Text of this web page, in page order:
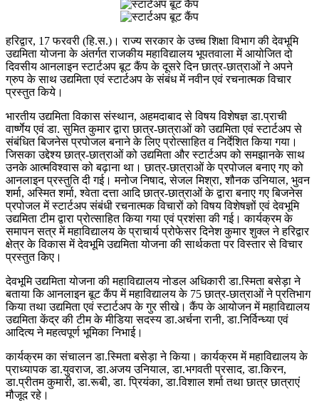
हरिद्वार, 17 फरवरी (हि.स.)। राज्य सरकार के उच्च शिक्षा विभाग की देवभूमि
उद्यमिता योजना के अंतर्गत राजकीय महाविद्यालय भूपतवाला में आयोजित दो
दिवसीय आनलाइन स्टार्टअप बूट कैंप के दूसरे दिन छात्र-छात्राओं ने अपने
ग्रुप के साथ उद्यमिता एवं स्टार्टअप के संबंध में नवीन एवं रचनात्मक विचार
प्रस्तुत किये।
भारतीय उद्यमिता विकास संस्थान, अहमदाबाद से विषय विशेषज्ञ डा.प्राची
वार्ष्णेय एवं डा. सुमित कुमार द्वारा छात्र-छात्राओं को उद्यमिता एवं स्टार्टअप से
संबंधित बिजनेस प्रपोजल बनाने के लिए प्रोत्साहित व निर्देशित किया गया।
जिसका उद्देश्य छात्र-छात्राओं को उद्यमिता और स्टार्टअप को समझानके साथ
उनके आत्मविश्वास को बढ़ाना था। छात्र-छात्राओं के प्रपोजल बनाए गए को
आनलाइन प्रस्तुति दी गई। मनोज निषाद, सेजल मिश्रा, शौनक उनियाल, भुवन
शर्मा, अस्मित शर्मा, श्वेता दत्ता आदि छात्र-छात्राओं के द्वारा बनाए गए बिजनेस
प्रपोजल में स्टार्टअप संबंधी रचनात्मक विचारों को विषय विशेषज्ञों एवं देवभूमि
उद्यमिता टीम द्वारा प्रोत्साहित किया गया एवं प्रशंसा की गई। कार्यक्रम के
समापन सत्र में महाविद्यालय के प्राचार्य प्रोफेसर दिनेश कुमार शुक्ल ने हरिद्वार
क्षेत्र के विकास में देवभूमि उद्यमिता योजना की सार्थकता पर विस्तार से विचार
प्रस्तुत किए।
देवभूमि उद्यमिता योजना की महाविद्यालय नोडल अधिकारी डा.स्मिता बसेड़ा ने
बताया कि आनलाइन बूट कैंप में महाविद्यालय के 75 छात्र-छात्राओं ने प्रतिभाग
किया तथा उद्यमिता एवं स्टार्टअप के गुर सीखे। कैंप के आयोजन में महाविद्यालय
उद्यमिता केंद्र की टीम के मीडिया सदस्य डा.अर्चना रानी, डा.निर्विन्ध्या एवं
आदित्य ने महत्वपूर्ण भूमिका निभाई।
कार्यक्रम का संचालन डा.स्मिता बसेड़ा ने किया। कार्यक्रम में महाविद्यालय के
प्राध्यापक डा.युवराज, डा.अजय उनियाल, डा.भगवती प्रसाद, डा.किरन,
डा.प्रीतम कुमारी, डा.रूबी, डा. प्रियंका, डा.विशाल शर्मा तथा छात्र छात्राएं
मौजूद रहे।